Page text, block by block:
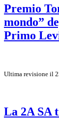
Premio
mondo”
Primo
Ultima revisione il
La 2A SA